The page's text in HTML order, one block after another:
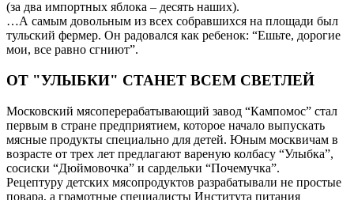
(за два импортных яблока – десять наших).
…А самым довольным из всех собравшихся на площади был
тульский фермер. Он радовался как ребенок: “Ешьте, дорогие
мои, все равно сгниют”.
ОТ "УЛЫБКИ" СТАНЕТ ВСЕМ СВЕТЛЕЙ
Московский мясоперерабатывающий завод “Кампомос” стал
первым в стране предприятием, которое начало выпускать
мясные продукты специально для детей. Юным москвичам в
возрасте от трех лет предлагают вареную колбасу “Улыбка”,
сосиски “Дюймовочка” и сардельки “Почемучка”.
Рецептуру детских мясопродуктов разрабатывали не простые
повара, а грамотные специалисты Института питания